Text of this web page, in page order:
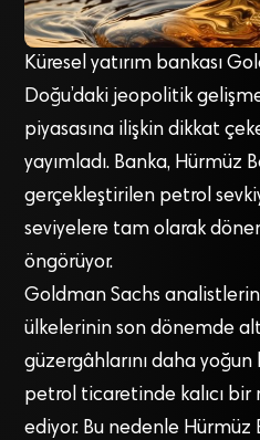
Küresel yatırım bankası
Doğu’daki jeopolitik
piyasasına ilişkin dikkat
yayımladı. Banka, Hürmüz
gerçekleştirilen petrol
seviyelere tam olarak
öngörüyor.
Goldman Sachs
ülkelerinin son dönemde
güzergâhlarını daha
petrol ticaretinde kalıcı
ediyor. Bu nedenle Hürmüz